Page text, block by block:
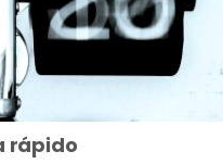
rápido